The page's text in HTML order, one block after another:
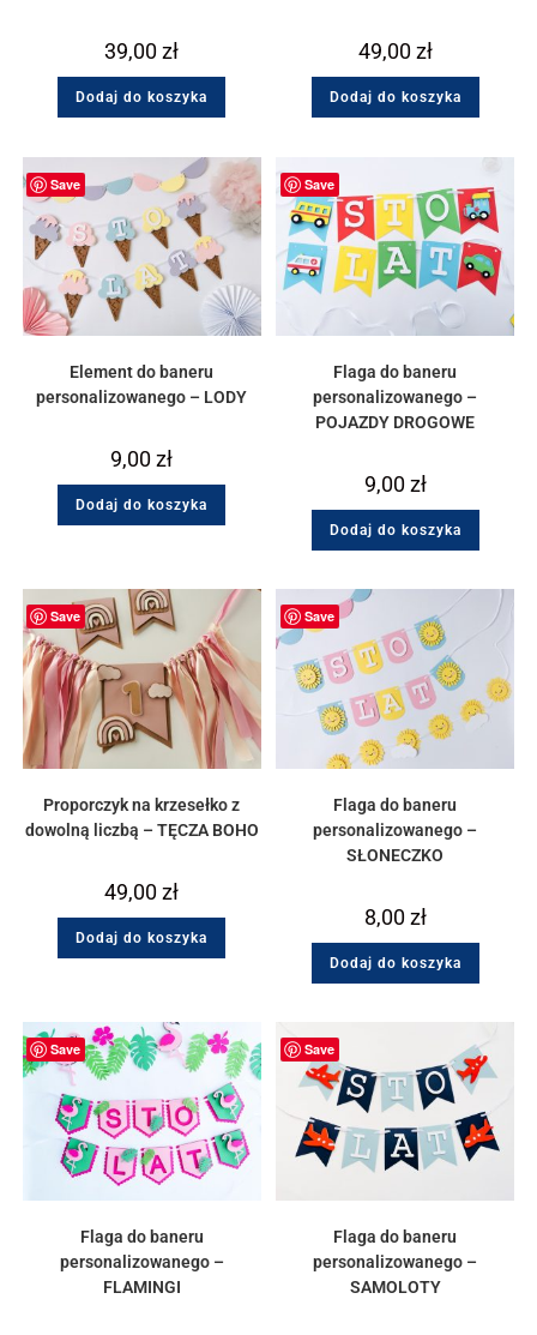
39,00zł
Dodaj do koszyka
49,00zł
Dodaj do koszyka
Save
Element do baneru
personalizowanego – LODY
9,00zł
Dodaj do koszyka
Save
Flaga do baneru
personalizowanego –
POJAZDY DROGOWE
9,00zł
Dodaj do koszyka
Save
Proporczyk na krzesełko z
dowolną liczbą – TĘCZA BOHO
49,00zł
Dodaj do koszyka
Save
Flaga do baneru
personalizowanego –
SŁONECZKO
8,00zł
Dodaj do koszyka
Save
Flaga do baneru
personalizowanego –
FLAMINGI
Save
Flaga do baneru
personalizowanego –
SAMOLOTY